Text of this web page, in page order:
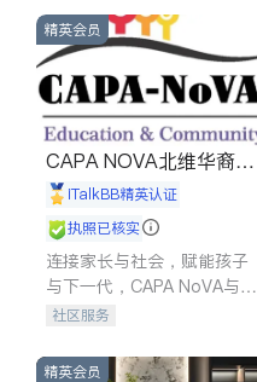
建筑合同、刑事案件全包办
信托/遗嘱
商业
索赔
律师-其它 保释
精英会员
CAPA NOVA北维华裔家
长会iTalkBB精英认证
执照已核实
连接家长与社会，赋能孩子
与下一代，CAPA NoVA与您
携手建设包容、公平、充满
社区服务
精英会员